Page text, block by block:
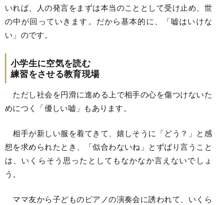
いれば、人の発言をまずは本当のこととして受け止め、世
の中が回っていきます。だから基本的に、「嘘はいけな
い」のです。
小学生に空気を読む
練習をさせる教育現場
ただし社会を円滑に進める上で相手の心を傷つけないた
めにつく「優しい嘘」もあります。
相手が新しい服を着てきて、嬉しそうに「どう？」と感
想を求められたとき、「似合わないね」とずばり言うこと
は、いくらそう思ったとしてもなかなか言えないでしょ
う。
ママ友から子どものピアノの演奏会に誘われて、いくら